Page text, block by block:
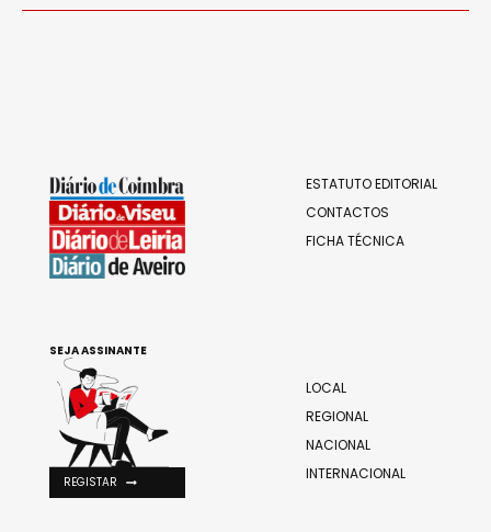
ESTATUTO EDITORIAL
CONTACTOS
FICHA TÉCNICA
LOCAL
REGIONAL
NACIONAL
INTERNACIONAL
SEJA ASSINANTE
REGISTAR